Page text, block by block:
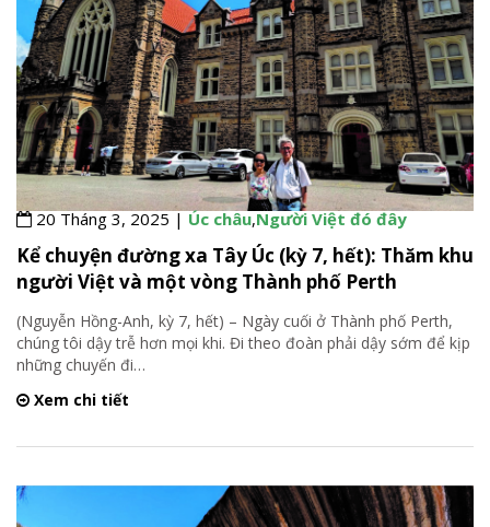
20 Tháng 3, 2025 |Úc châu,Người Việt đó đây
Kể chuyện đường xa Tây Úc (kỳ 7, hết): Thăm khu
người Việt và một vòng Thành phố Perth
(Nguyễn Hồng-Anh, kỳ 7, hết) – Ngày cuối ở Thành phố Perth,
chúng tôi dậy trễ hơn mọi khi. Đi theo đoàn phải dậy sớm để kịp
những chuyến đi…
Xem chi tiết